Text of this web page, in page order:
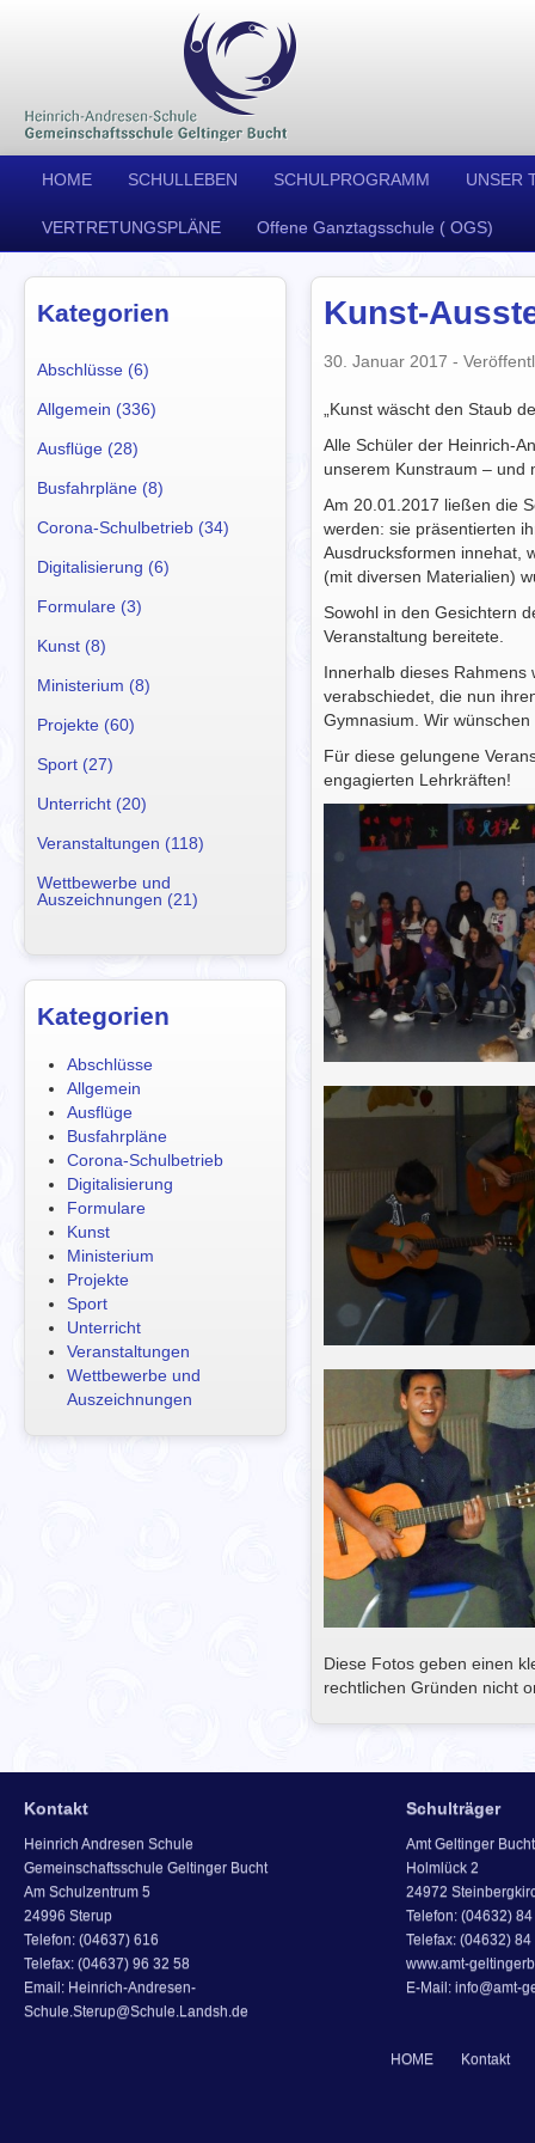
HOME SCHULLEBEN SCHULPROGRAMM UNSER
VERTRETUNGSPLÄNE Offene Ganztagsschule ( OGS)
Kategorien
Abschlüsse (6)
Allgemein (336)
Ausflüge (28)
Busfahrpläne (8)
Corona-Schulbetrieb (34)
Digitalisierung (6)
Formulare (3)
Kunst (8)
Ministerium (8)
Projekte (60)
Sport (27)
Unterricht (20)
Veranstaltungen (118)
Wettbewerbe und
Auszeichnungen (21)
Kategorien
Abschlüsse
Allgemein
Ausflüge
Busfahrpläne
Corona-Schulbetrieb
Digitalisierung
Formulare
Kunst
Ministerium
Projekte
Sport
Unterricht
Veranstaltungen
Wettbewerbe und
Auszeichnungen
Kunst-
30. Januar 2017 -
„Kunst wäscht den Staub
Alle Schüler der Heinrich-
unserem Kunstraum – und
Am 20.01.2017 ließen die
werden: sie präsentierten
Ausdrucksformen innehat,
(mit diversen Materialien)
Sowohl in den Gesichtern
Veranstaltung bereitete.
Innerhalb dieses
verabschiedet, die nun
Gymnasium. Wir
Für diese gelungene
engagierten Lehrkräften!
Diese Fotos geben einen
rechtlichen Gründen nicht
Kontakt
Heinrich Andresen Schule
Gemeinschaftsschule Geltinger Bucht
Am Schulzentrum 5
24996 Sterup
Telefon: (04637) 616
Telefax: (04637) 96 32 58
Email: Heinrich-Andresen-
Schule.Sterup@Schule.Landsh.de
Schulträger
Amt Geltinger Bucht
Holmlück 2
24972
Telefon: (04632)
Telefax: (04632) 84
www.amt-
E-Mail: info@amt-
HOME Kontakt